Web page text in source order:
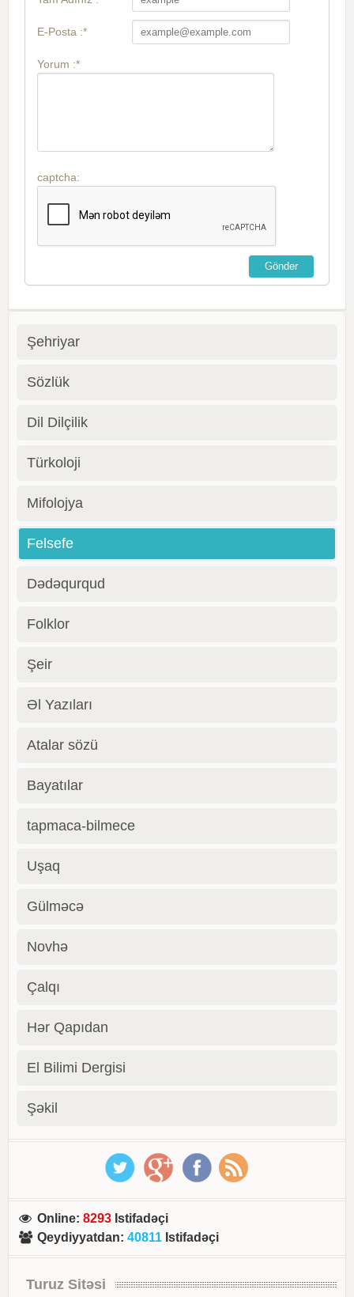
E-Posta :*
Yorum :*
captcha:
Şehriyar
Sözlük
Dil Dilçilik
Türkoloji
Mifolojya
Felsefe
Dədəqurqud
Folklor
Şeir
Əl Yazıları
Atalar sözü
Bayatılar
tapmaca-bilmece
Uşaq
Gülməcə
Novhə
Çalqı
Hər Qapıdan
El Bilimi Dergisi
Şəkil
Online:8293 Istifadəçi
Qeydiyyatdan:40811 Istifadəçi
Turuz Sitəsi